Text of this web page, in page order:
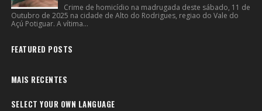
Crime de homicídio na madrugada deste sábado, 11 de
Outubro de 2025 na cidade de Alto do Rodrigues, regiao do Vale do
Açú Potiguar. A vítima...
FEATURED POSTS
MAIS RECENTES
SELECT YOUR OWN LANGUAGE